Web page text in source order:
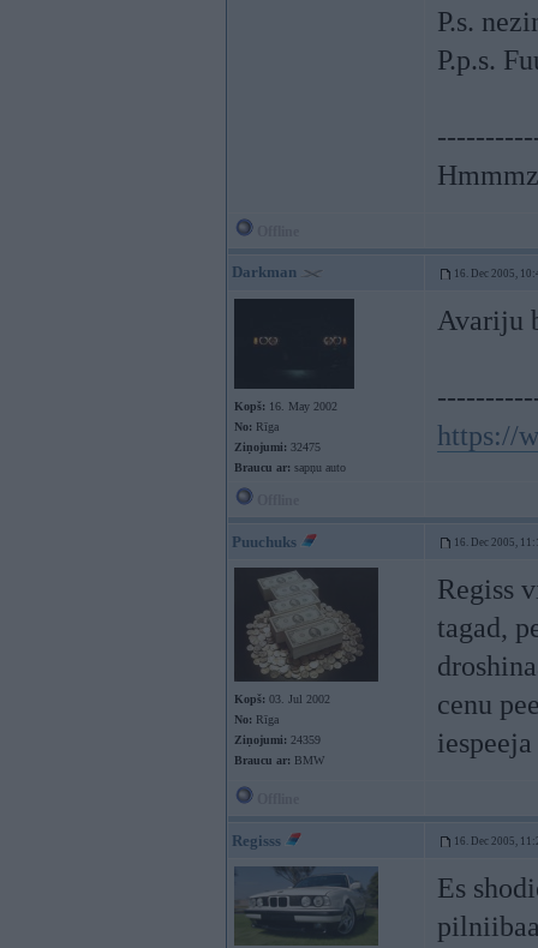
P.s.
P.p.s.
Darkman 16. Dec 2005,
Kopš: 16. May 2002
No: Rīga
Ziņojumi: 32475
Braucu ar: sapņu auto
Avariju
https://
Puuchuks 16. Dec 2005,
Kopš: 03. Jul 2002
No: Rīga
Ziņojumi: 24359
Braucu ar: BMW
Regiss
tagad,
cenu
Regisss 16. Dec 2005,
Es